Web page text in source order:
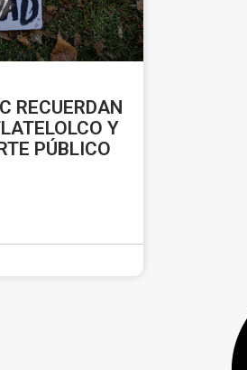
RECUERDAN
Y
PÚBLICO